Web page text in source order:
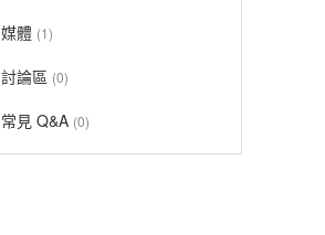
媒體 (1)
討論區 (0)
常見 Q&A (0)